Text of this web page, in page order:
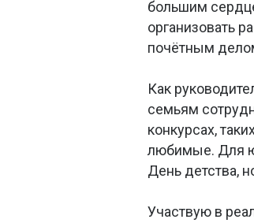
большим
организовать
почётным
Как
семьям
конкурсах,
любимые. Для
День детства,
Участвую в